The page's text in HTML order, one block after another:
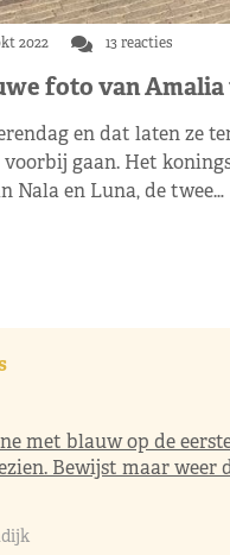
2022 13 reacties
foto van
en dat laten ze
gaan. Het
Nala en Luna, de twee…
met blauw op de
Bewijst maar weer